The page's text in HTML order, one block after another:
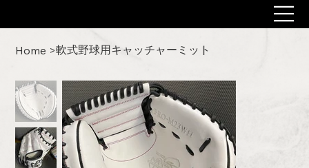
Home >軟式野球用キャッチャーミット